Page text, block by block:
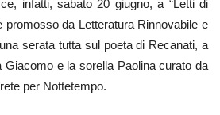
infatti, sabato 20 giugno, a “Letti di
promosso da Letteratura Rinnovabile e
serata tutta sul poeta di Recanati, a
Giacomo e la sorella Paolina curato da
per Nottetempo.